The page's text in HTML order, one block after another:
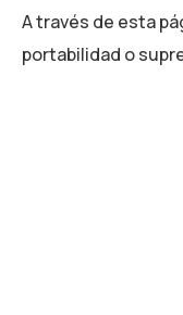
A través de esta
portabilidad o